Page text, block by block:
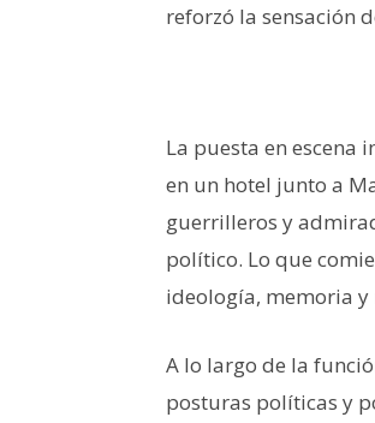
reforzó la sensación
La puesta en escena
en un hotel junto a
guerrilleros y
político. Lo que
ideología, memoria
A lo largo de la
posturas políticas y